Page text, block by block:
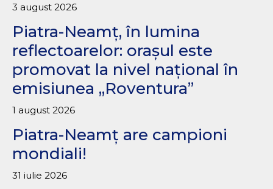
3 august 2026
Piatra-Neamț, în lumina
reflectoarelor: orașul este
promovat la nivel național în
emisiunea „Roventura”
1 august 2026
Piatra-Neamț are campioni
mondiali!
31 iulie 2026